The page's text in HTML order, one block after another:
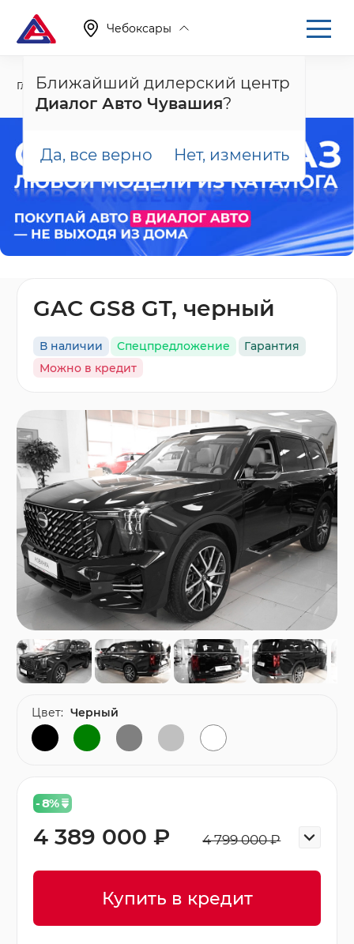
Чебоксары
Ближайший дилерский центр
Диалог Авто Чувашия?
Да, все верно Нет, изменить
Главная Каталог Новые автомобили GS8, II
GAC GS8 GT, черный
В наличии Спецпредложение
Гарантия
Можно в кредит
- 8%
4 799 000 ₽
4 389 000 ₽
Купить в кредит
Цвет: Черный